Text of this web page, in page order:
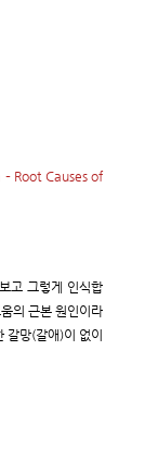
– Root Causes of
고 그렇게 인식합
의 근본 원인이라
갈망(갈애)이 없이